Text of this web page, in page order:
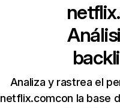
Analiza y rastrea el
netflix.comcon la base